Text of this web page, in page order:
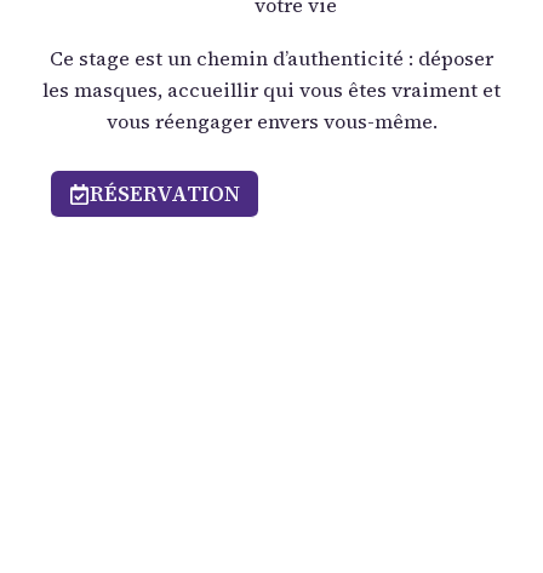
Ce stage est un chemin d’authenticité : déposer
les masques, accueillir qui vous êtes vraiment et
vous réengager envers vous-même.
RÉSERVATION